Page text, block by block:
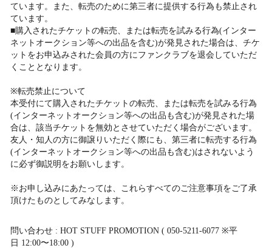
ています。また、転売のために第三者に提供する行為も禁止され
ています。
■購入されたチケットの転売、または転売を試みる行為(インター
ネットオークション等への出品を含む)が発見された場合は、チケ
ットをお申込みされた会員の方にファンクラブを退会していただ
くこととなります。
※転売禁止について
本受付にて購入されたチケットの転売、または転売を試みる行為
(インターネットオークション等への出品も含む)が発見された場
合は、該当チケットを無効とさせていただく場合がございます。
友人・知人の方に御譲りいただく際にも、第三者に転売する行為
(インターネットオークション等への出品も含む)はされないよう
に必ず御説明をお願いします。
※お申し込みにあたっては、これらすべてのご注意事項をご了承
頂けたものとしてみなします。
​問い合わせ : HOT STUFF PROMOTION ( 050-5211-6077 ※平
日 12:00〜18:00 )